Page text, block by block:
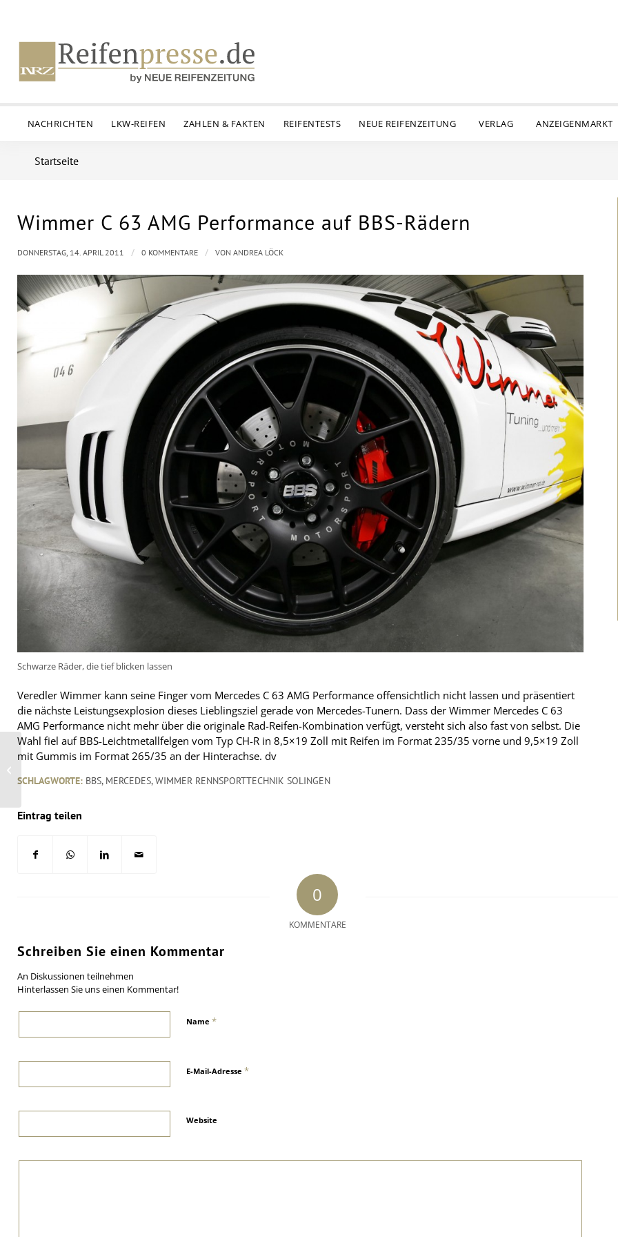
NACHRICHTEN LKW-REIFEN ZAHLEN & FAKTEN REIFENTESTS NEUE REIFENZEITUNG VERLAG ANZEIGENMARKT
Startseite
Wimmer C 63 AMG Performance auf BBS-Rädern
Schwarze Räder, die tief blicken lassen
Veredler Wimmer kann seine Finger vom Mercedes C 63 AMG Performance offensichtlich nicht lassen und präsentiert
die nächste Leistungsexplosion dieses Lieblingsziel gerade von Mercedes-Tunern. Dass der Wimmer Mercedes C 63
AMG Performance nicht mehr über die originale Rad-Reifen-Kombination verfügt, versteht sich also fast von selbst. Die
Wahl fiel auf BBS-Leichtmetallfelgen vom Typ CH-R in 8,5×19 Zoll mit Reifen im Format 235/35 vorne und 9,5×19 Zoll
mit Gummis im Format 265/35 an der Hinterachse. dv
DONNERSTAG, 14. APRIL 2011 / 0 KOMMENTARE / VON ANDREA LÖCK
SCHLAGWORTE: BBS, MERCEDES,WIMMER RENNSPORTTECHNIK SOLINGEN
Eintrag teilen
0
KOMMENTARE
Schreiben Sie einen Kommentar
An Diskussionen teilnehmen
Hinterlassen Sie uns einen Kommentar!
Name *
E-Mail-Adresse *
Website
Ford-Piloten loben Michelins neue